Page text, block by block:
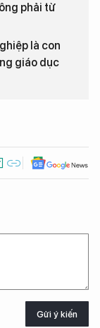
phải từ
là con
giáo dục
Gửi ý kiến